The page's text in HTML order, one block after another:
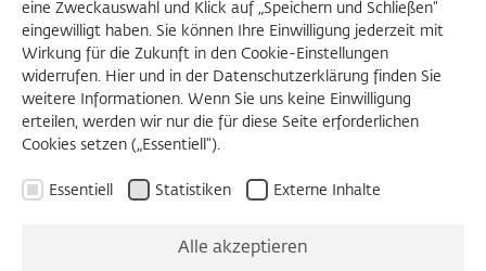
Der Fellowfinder
Alle Angaben zu Fellows beziehen sich auf die Zeit ihrer
Fellowship und werden nicht aktualisiert.
eine Zweckauswahl und Klick auf „Speichern und Schließen“
eingewilligt haben. Sie können Ihre Einwilligung jederzeit mit
Wirkung für die Zukunft in den Cookie-Einstellungen
widerrufen. Hier und in der Datenschutzerklärung finden Sie
weitere Informationen. Wenn Sie uns keine Einwilligung
erteilen, werden wir nur die für diese Seite erforderlichen
Cookies setzen („Essentiell“).
Essentiell Statistiken Externe Inhalte
Alle akzeptieren